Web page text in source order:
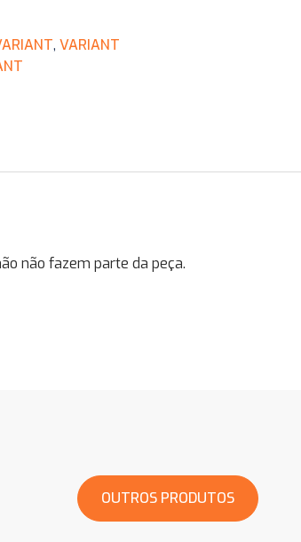
, VARIANT
não fazem parte da peça.
OUTROS PRODUTOS